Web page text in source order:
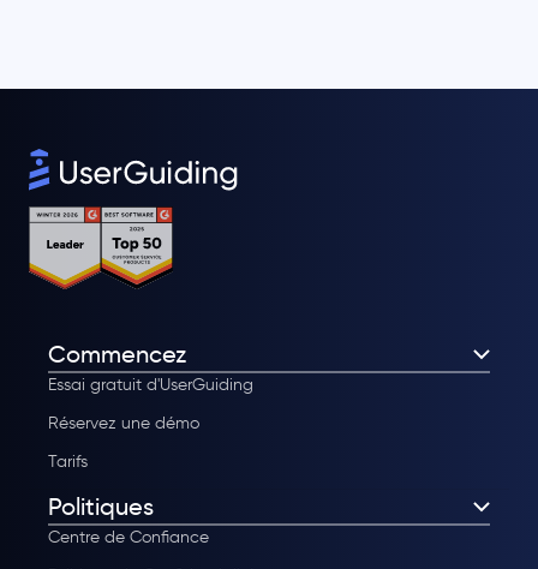
Commencez
Essai gratuit d'UserGuiding
Réservez une démo
Tarifs
Politiques
Centre de Confiance